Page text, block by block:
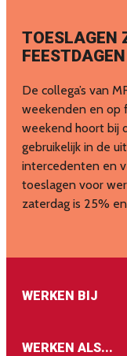
TOESLAGEN
FEESTDAGEN
De collega’s van
weekenden en op
weekend hoort bij
gebruikelijk in de
intercedenten en
toeslagen voor
zaterdag is 25%
WERKEN BIJ
WERKEN ALS...